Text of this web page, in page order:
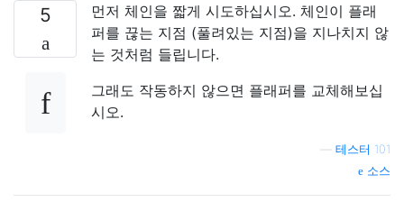
5
먼저 체인을 짧게 시도하십시오. 체인이 플래
퍼를 끊는 지점 (풀려있는 지점)을 지나치지 않
는 것처럼 들립니다.
그래도 작동하지 않으면 플래퍼를 교체해보십
시오.
테스터 101
소스